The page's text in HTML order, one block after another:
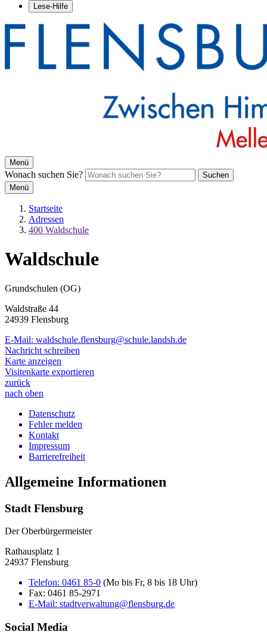
Lese-Hilfe
Menü
Wonach suchen Sie?
Suchen
Menü
Startseite
Adressen
400 Waldschule
Waldschule
Grundschulen (OG)
Waldstraße 44
24939 Flensburg
E-Mail: waldschule.flensburg@schule.landsh.de
Nachricht schreiben
Karte anzeigen
Visitenkarte exportieren
zurück
nach oben
Datenschutz
Fehler melden
Kontakt
Impressum
Barrierefreiheit
Allgemeine Informationen
Stadt Flensburg
Der Oberbürgermeister
Rathausplatz 1
24937 Flensburg
Telefon: 0461 85-0 (Mo bis Fr, 8 bis 18 Uhr)
Fax: 0461 85-2971
E-Mail: stadtverwaltung@flensburg.de
Social Media